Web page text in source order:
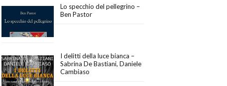
Lo specchio del pellegrino –
Ben Pastor
I delitti della luce bianca –
Sabrina De Bastiani, Daniele
Cambiaso